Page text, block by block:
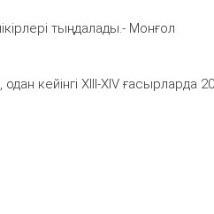
тыңдалады.- Монғол
кейінгі ХІІІ-ХІV ғасырларда